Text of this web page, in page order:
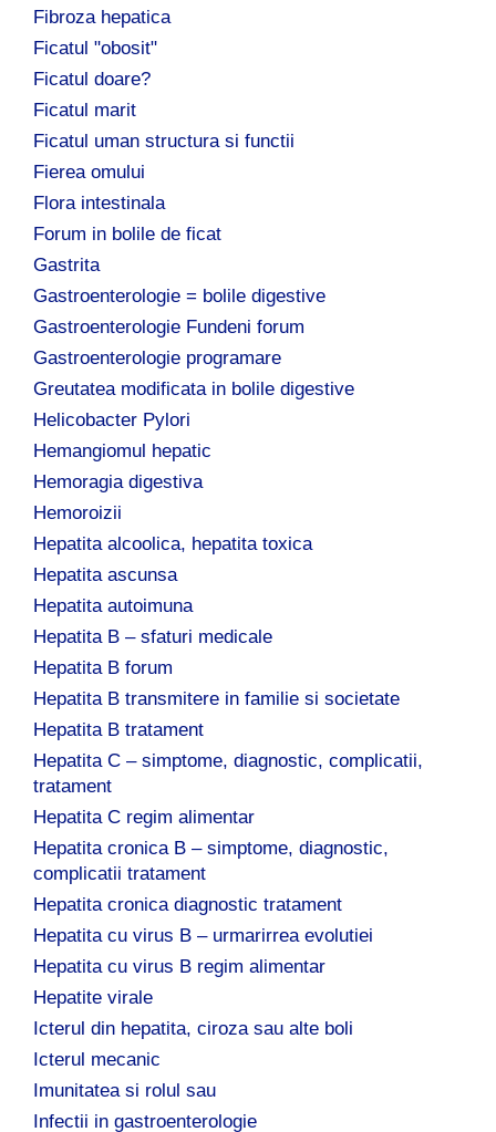
Fibroza hepatica
Ficatul "obosit"
Ficatul doare?
Ficatul marit
Ficatul uman structura si functii
Fierea omului
Flora intestinala
Forum in bolile de ficat
Gastrita
Gastroenterologie = bolile digestive
Gastroenterologie Fundeni forum
Gastroenterologie programare
Greutatea modificata in bolile digestive
Helicobacter Pylori
Hemangiomul hepatic
Hemoragia digestiva
Hemoroizii
Hepatita alcoolica, hepatita toxica
Hepatita ascunsa
Hepatita autoimuna
Hepatita B – sfaturi medicale
Hepatita B forum
Hepatita B transmitere in familie si societate
Hepatita B tratament
Hepatita C – simptome, diagnostic, complicatii,
tratament
Hepatita C regim alimentar
Hepatita cronica B – simptome, diagnostic,
complicatii tratament
Hepatita cronica diagnostic tratament
Hepatita cu virus B – urmarirrea evolutiei
Hepatita cu virus B regim alimentar
Hepatite virale
Icterul din hepatita, ciroza sau alte boli
Icterul mecanic
Imunitatea si rolul sau
Infectii in gastroenterologie